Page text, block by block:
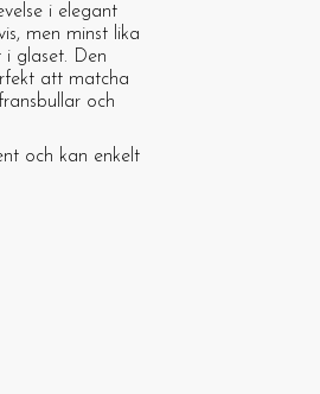
i elegant
men minst lika
glaset. Den
att matcha
och
och kan enkelt